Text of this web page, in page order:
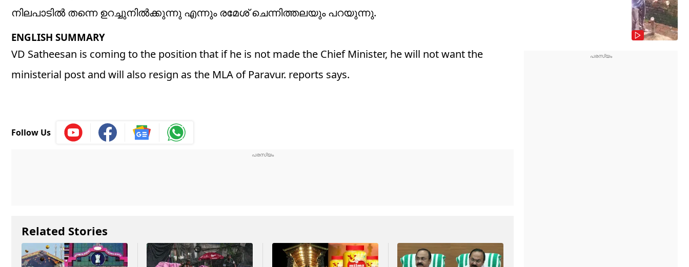
നിലപാടിൽ തന്നെ ഉറച്ചുനിൽക്കുന്നു എന്നും രമേശ് ചെന്നിത്തലയും പറയുന്നു.
ENGLISH SUMMARY
VD Satheesan is coming to the position that if he is not made the Chief Minister, he will not want the
ministerial post and will also resign as the MLA of Paravur. reports says.
Follow Us
Related Stories